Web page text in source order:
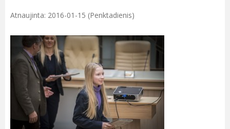
Atnaujinta: 2016-01-15 (Penktadienis)